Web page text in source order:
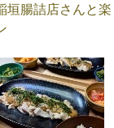
垣腸詰店さんと